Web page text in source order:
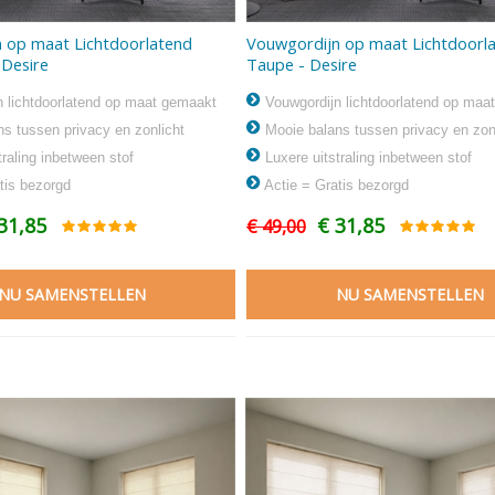
op maat Lichtdoorlatend
lichtdoorlatend op maat gemaakt
tussen privacy en zonlicht
inbetween stof
bezorgd
Vouwgordijn op maat
Taupe - Desire
Vouwgordijn lichtdoorlatend op
Mooie balans tussen privacy en
Luxere uitstraling inbetween stof
Actie = Gratis bezorgd
€ 49,00 € 31,85